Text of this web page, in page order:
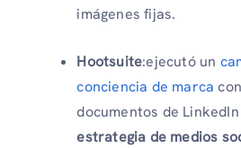
imágenes fijas.
Hootsuite:ejecutó un
conciencia de marca
documentos de
estrategia de medios